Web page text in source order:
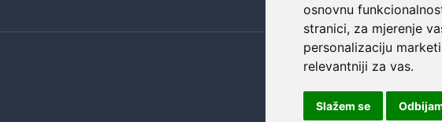
osnovnu
stranici, za mjerenje
personalizaciju
relevantniji za vas.
Slažem se